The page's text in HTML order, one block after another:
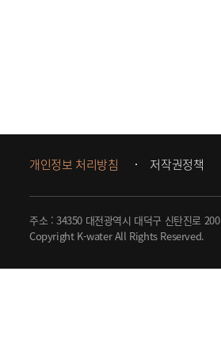
개인정보 처리방침 저작권정책
주소 : 34350 대전광역시 대덕구 신탄진로 200
Copyright K-water All Rights Reserved.